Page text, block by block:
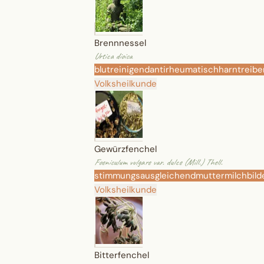
Brennnessel
Urtica dioica
blutreinigendantirheumatisch
Volksheilkunde
Gewürzfenchel
Foeniculum vulgare var. dulce (Mill.) Thell.
stimmungsausgleichend
Volksheilkunde
Bitterfenchel